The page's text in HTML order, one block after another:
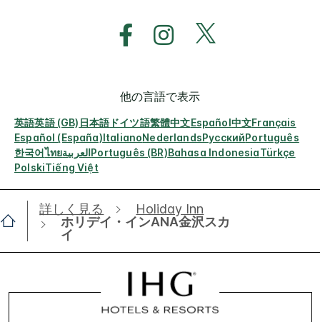
他の言語で表示
英語英語 (GB) 日本語 ドイツ語繁體中文Español中文Français
Español (España)ItalianoNederlandsРусскийPortuguês
한국어ไทยالعربيةPortuguês (BR)Bahasa IndonesiaTürkçe
PolskiTiếng Việt
詳しく見る
Holiday Inn
ホリデイ・インANA金沢スカ
イ